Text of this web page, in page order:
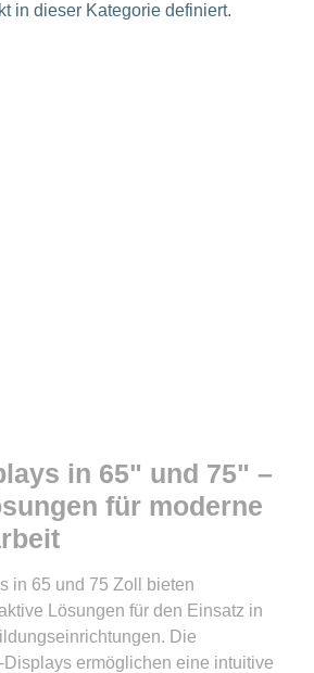
in dieser Kategorie definiert.
in 65" und 75" –
für moderne
in 65 und 75 Zoll bieten
Lösungen für den Einsatz in
Die
Displays ermöglichen eine intuitive